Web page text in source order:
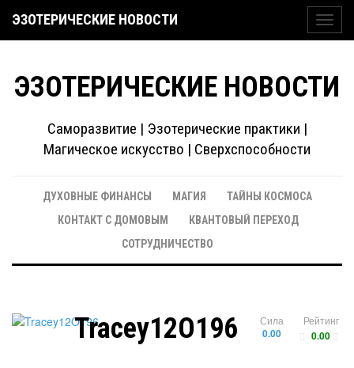
ЭЗОТЕРИЧЕСКИЕ НОВОСТИ
ЭЗОТЕРИЧЕСКИЕ НОВОСТИ
Саморазвитие | Эзотерические практики |
Магическое искусство | Сверхспособности
ДУХОВНЫЕ ФИНАНСЫ МАГИЯ
ТАЙНЫ КОСМОСА
КОНТАКТ С ДОМОВЫМ
КВАНТОВЫЙ ПЕРЕХОД
СОТРУДНИЧЕСТВО
Рейтинг
0.00
Сила
0.00
Tracey12O196